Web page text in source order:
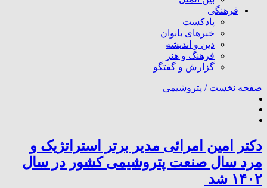
فرهنگی
پادکست
خبرهای بانوان
دین و اندیشه
فرهنگ و هنر
گزارش و گفتگو
صفحه نخست / پتروشیمی
دکتر امین امرائی مدیر برتر استراتژیک و
مرد سال صنعت پتروشیمی کشور در سال
۱۴۰۲ شد